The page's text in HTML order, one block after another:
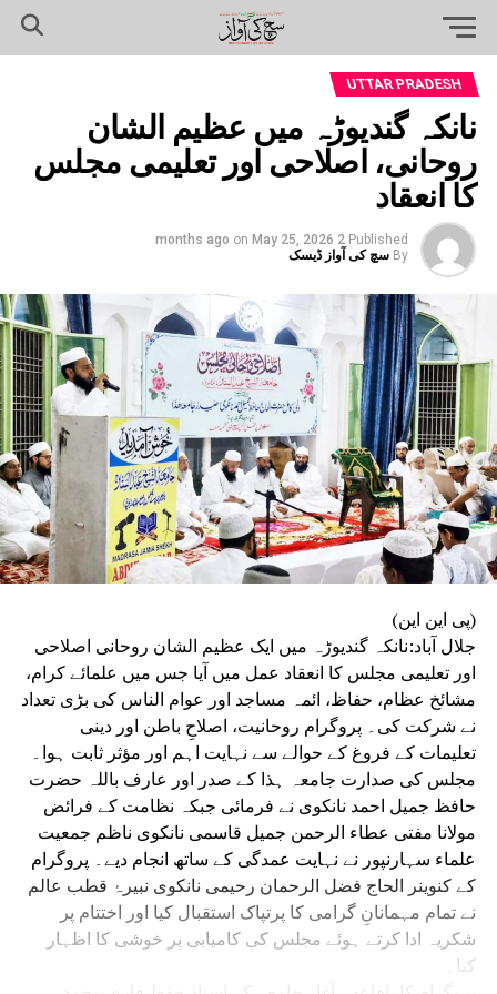
UTTAR PRADESH
نانکہ گندیوڑہ میں عظیم الشان
روحانی، اصلاحی اور تعلیمی مجلس
کا انعقاد
Published
2 months ago
on May 25, 2026
By سچ کی آواز ڈیسک
(پی این این)
جلال آباد:نانکہ گندیوڑہ میں ایک عظیم الشان روحانی اصلاحی
اور تعلیمی مجلس کا انعقاد عمل میں آیا جس میں علمائے کرام،
مشائخ عظام، حفاظ، ائمہ مساجد اور عوام الناس کی بڑی تعداد
نے شرکت کی۔ پروگرام روحانیت، اصلاحِ باطن اور دینی
تعلیمات کے فروغ کے حوالے سے نہایت اہم اور مؤثر ثابت ہوا۔
مجلس کی صدارت جامعہ ہذا کے صدر اور عارف باللہ حضرت
حافظ جمیل احمد نانکوی نے فرمائی جبکہ نظامت کے فرائض
مولانا مفتی عطاء الرحمن جمیل قاسمی نانکوی ناظم جمعیت
علماء سہارنپور نے نہایت عمدگی کے ساتھ انجام دیے۔ پروگرام
کے کنوینر الحاج فضل الرحمان رحیمی نانکوی نبیرۂ قطب عالم
نے تمام مہمانانِ گرامی کا پرتپاک استقبال کیا اور اختتام پر
شکریہ ادا کرتے ہوئے مجلس کی کامیابی پر خوشی کا اظہار
کیا۔